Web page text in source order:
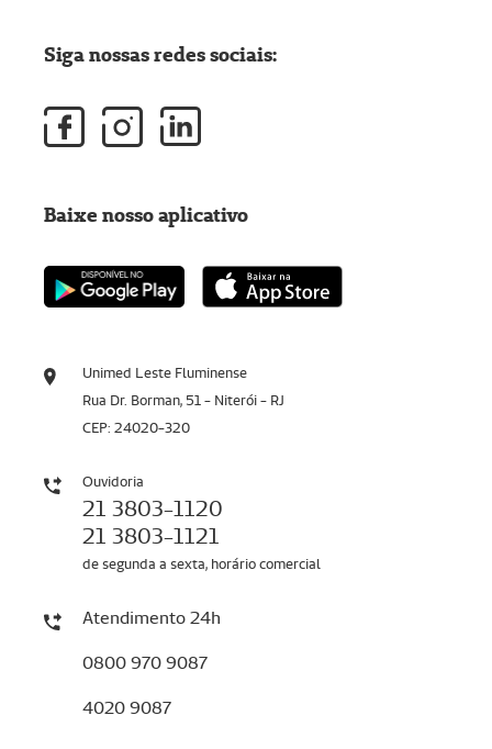
Unimed Leste Fluminense
Rua Dr. Borman, 51 - Niterói - RJ
CEP: 24020-320
Ouvidoria
21 3803-1120
21 3803-1121
de segunda a sexta, horário comercial
Atendimento 24h
0800 970 9087
4020 9087
Siga nossas redes sociais:
Baixe nosso aplicativo